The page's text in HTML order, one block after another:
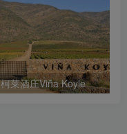
柯莱酒庄Viña Koyle